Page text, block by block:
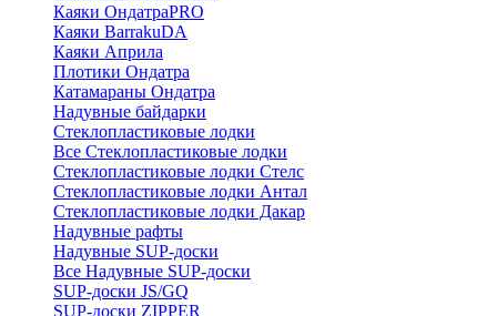
Каяки ОндатраPRO
Каяки BarrakuDA
Каяки Априла
Плотики Ондатра
Катамараны Ондатра
Надувные байдарки
Стеклопластиковые лодки
Все Стеклопластиковые лодки
Стеклопластиковые лодки Стелс
Стеклопластиковые лодки Антал
Стеклопластиковые лодки Дакар
Надувные рафты
Надувные SUP-доски
Все Надувные SUP-доски
SUP-доски JS/GQ
SUP-доски ZIPPER